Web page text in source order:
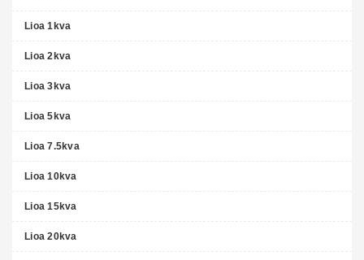
Lioa 1kva
Lioa 2kva
Lioa 3kva
Lioa 5kva
Lioa 7.5kva
Lioa 10kva
Lioa 15kva
Lioa 20kva